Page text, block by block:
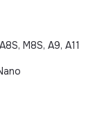
M8S, A9, A11